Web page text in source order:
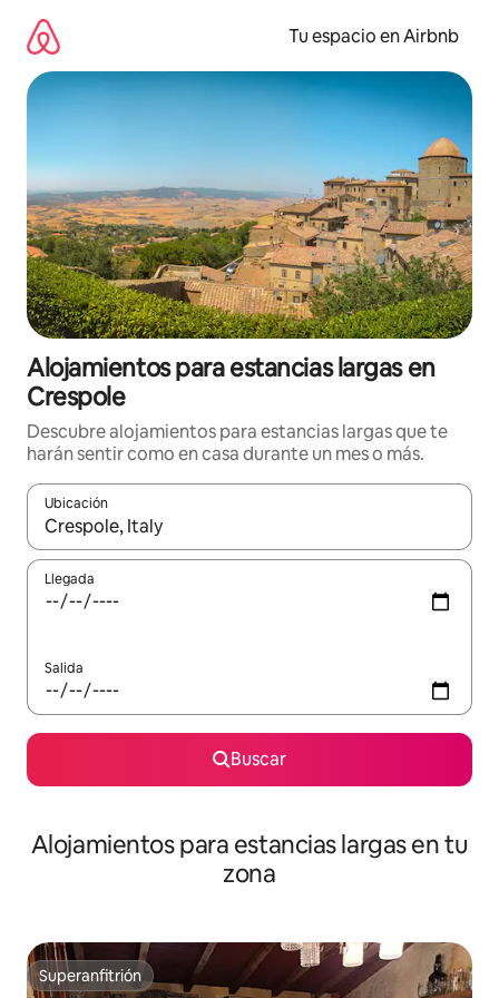
contenido
Tu espacio en Airbnb
Alojamientos para estancias largas en
Crespole
Descubre alojamientos para estancias largas que te
harán sentir como en casa durante un mes o más.
Ubicación
Cuando los resultados estén disponibles, podrás navegar
Llegada
Salida
Buscar
Alojamientos para estancias largas en tu
zona
Superanfitrión
Superanfitrión